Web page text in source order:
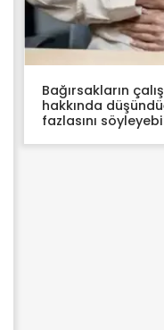
Bağırsakların
hakkında
fazlasını